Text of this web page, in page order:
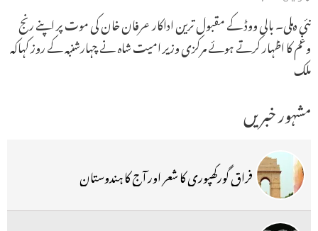
نئی دہلی۔ بالی ووڈ کے مقبول ترین اداکار عرفان خان کی موت پر اپنے رنج
وغم کا اظہار کرتے ہوئے مرکزی وزیر امیت شاہ نے چہارشنبہ کے روز کہاکہ
ملک
مشہور خبریں
فراق گورکھپوری کا شعر اور آج کا ہندوستان